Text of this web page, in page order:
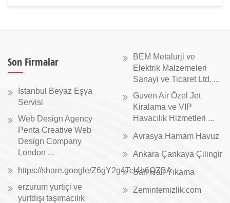
Son Firmalar
İstanbul Beyaz Eşya
Servisi
Web Design Agency
Penta Creative Web
Design Company
London ...
https://share.google/Z6gY2g4TcI4h6QZBA
erzurum yurtiçi ve
yurtdışı taşımacılık
BEM Metalurji ve
Elektrik Malzemeleri
Sanayi ve Ticaret Ltd. ...
Guven Air Özel Jet
Kiralama ve VIP
Havacılık Hizmetleri ...
Avrasya Hamam Havuz
Ankara Çankaya Çilingir
Sarı Halı Yıkama
Zemintemizlik.com